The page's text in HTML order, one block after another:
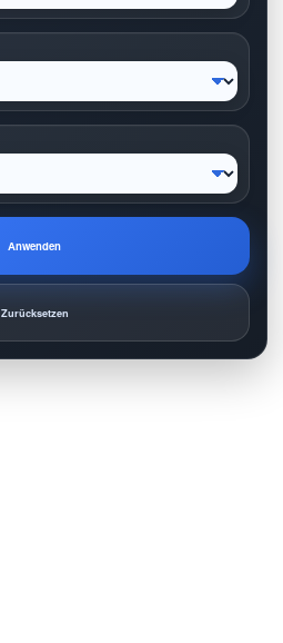
Anwenden
Zurücksetzen